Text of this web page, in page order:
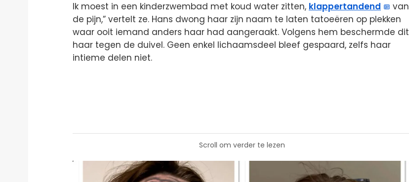
Ik moest in een kinderzwembad met koud water zitten, klappertandend
van
de pijn,” vertelt ze. Hans dwong haar zijn naam te laten tatoeëren op plekken
waar ooit iemand anders haar had aangeraakt. Volgens hem beschermde dit
haar tegen de duivel. Geen enkel lichaamsdeel bleef gespaard, zelfs haar
intieme delen niet.
Scroll om verder te lezen